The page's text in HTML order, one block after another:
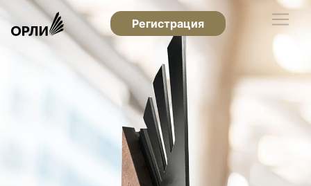
Регистрация